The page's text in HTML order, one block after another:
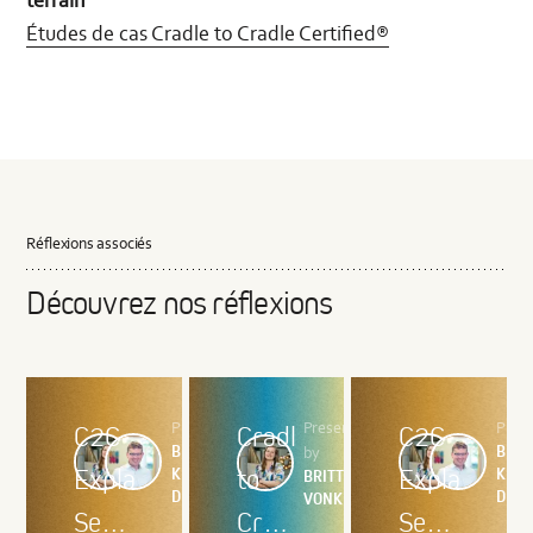
Études de cas Cradle to Cradle Certified®
Réflexions associés
Découvrez nos réflexions
Presented by
BRITT VONK,
KRISTOF
DEBRABANDERE
C2C
Explained
Series
Presented
by
BRITT
VONK
Cradle
to
Cradle
C2C
Explained
Series